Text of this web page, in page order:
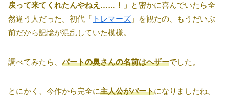
戻って来てくれたんやねえ……！」 と密かに喜んでいたら全
然違う人だった。初代「 トレマーズ 」を観たの、もうだいぶ
前だから記憶が混乱していた模様。
調べてみたら、バートの奥さんの名前はヘザーでした。
とにかく、今作から完全に主人公がバートになりましたね。